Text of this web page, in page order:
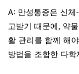
A: 만성통증은 신체
고받기 때문에, 약
활 관리를 함께 해
방법을 조합한 다